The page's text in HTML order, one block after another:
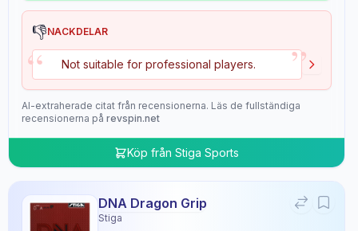
👎NACKDELAR
“ Not suitable for professional players. ”
AI-extraherade citat från recensionerna. Läs de fullständiga
recensionerna på revspin.net
Köp från Stiga Sports
DNA Dragon Grip
Stiga